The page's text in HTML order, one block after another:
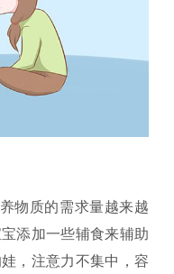
物质的需求量越来越
添加一些辅食来辅助
，注意力不集中，容